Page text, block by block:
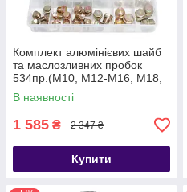
Комплект алюмінієвих шайб
та маслозливних пробок
534пр.(М10, М12-М16, М18,
М20) Forsage F-04J1063
В наявності
1 585 ₴ 2 347 ₴
Купити